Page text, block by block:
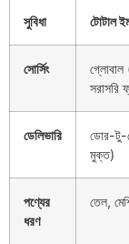
সুবিধা টোটাল
সোর্সিং
সরাসরি
ডেলিভারি
ডোর-টু-
মুক্ত)
পণ্যের
ধরণ
তেল,